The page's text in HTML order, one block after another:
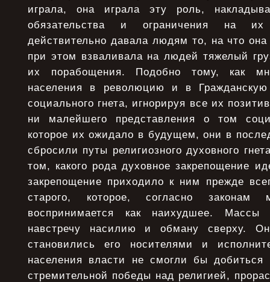
играла, она играла эту роль,
обязательства и ограничения на их
действительно давала людям то, на что
при этом взваливала на людей тяжелый
их порабощения. Подобно тому, как
населения в революцию и в
социального гнета, игнорируя все их
ни малейшего представления о том
которое их ожидало в будущем, они в
сбросили путы религиозного духовного
том, какого рода духовное закрепощение
закрепощение приходило к ним прежде
старого, которое, согласно законам
воспринимается как наихудшее.
навстречу насилию и обману сверху.
становились его носителями и
населения власти не смогли бы добиться
стремительной победы над религией,